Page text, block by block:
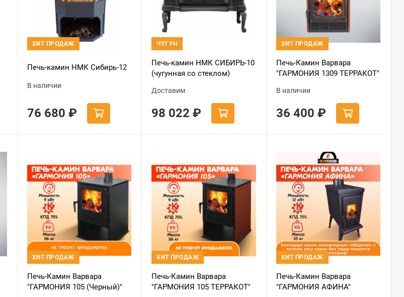
ХИТ ПРОДАЖ
Печь-камин НМК Сибирь-12
В наличии
76 680 ₽
ЧУГУН
Печь-камин НМК СИБИРЬ-10
(чугунная со стеклом)
Доставим
98 022 ₽
ХИТ ПРОДАЖ
Печь-Камин Варвара
"ГАРМОНИЯ 1309 ТЕРРАКОТ"
В наличии
36 400 ₽
ХИТ ПРОДАЖ
Печь-Камин Варвара
"ГАРМОНИЯ 105 (Черный)"
ХИТ ПРОДАЖ
Печь-Камин Варвара
"ГАРМОНИЯ 105 ТЕРРАКОТ"
ХИТ ПРОДАЖ
Печь-Камин Варвара
"ГАРМОНИЯ АФИНА"